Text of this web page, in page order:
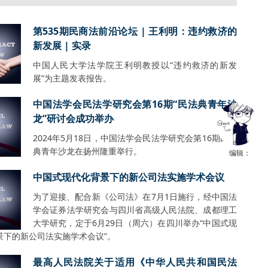
第535期民商法前沿论坛 | 王利明：违约救济的
新发展 | 实录
中国人民大学法学院王利明教授以“违约救济的新发
展”为主题发表报告。
中国法学会民法学研究会第16期“民法典青年沙
龙”研讨会成功举办
2024年5月18日，中国法学会民法学研究会第16期民法
典青年沙龙在扬州隆重举行。
中国式现代化背景下的新公司法实施学术会议
为了迎接、配合新《公司法》在7月1日施行，经中国法
学会证券法学研究会与四川省高级人民法院、成都理工
大学研究，定于6月29日（周六）在四川举办“中国式现
的新公司法实施学术会议”。
最高人民法院关于适用《中华人民共和国民法
编辑：